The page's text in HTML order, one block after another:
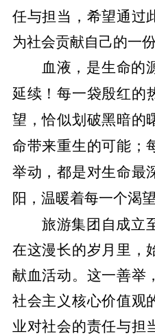
任与担当，希望通过
为社会贡献自己的一
血液，是生命的
延续！每一袋殷红的
望，恰似划破黑暗的
命带来重生的可能；
举动，都是对生命最
阳，温暖着每一个渴
旅游集团自成立
在这漫长的岁月里，
献血活动。这一善举
社会主义核心价值观
业对社会的责任与担